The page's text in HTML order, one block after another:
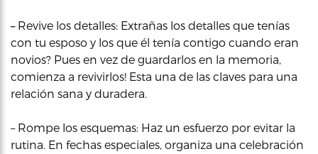
–Revive los detalles: Extrañas los detalles que tenías
con tu esposo y los que él tenía contigo cuando eran
novios? Pues en vez de guardarlos en la memoria,
comienza a revivirlos! Esta una de las claves para una
relación sana y duradera.
– Rompe los esquemas: Haz un esfuerzo por evitar la
rutina. En fechas especiales, organiza una celebración